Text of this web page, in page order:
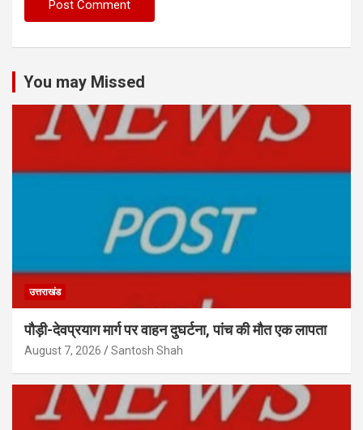
You may Missed
उत्तराखंड
पौड़ी-देवप्रयाग मार्ग पर वाहन दुघर्टना, पांच की मौत एक लापता
August 7, 2026 Santosh Shah